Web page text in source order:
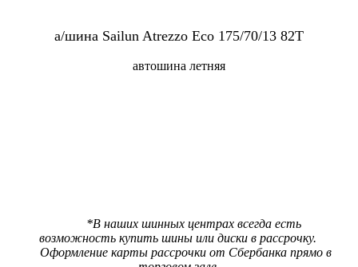
а/шина Sailun Atrezzo Eco 175/70/13 82T
автошина летняя
*В наших шинных центрах всегда есть
возможность купить шины или диски в рассрочку.
Оформление карты рассрочки от Сбербанка прямо в